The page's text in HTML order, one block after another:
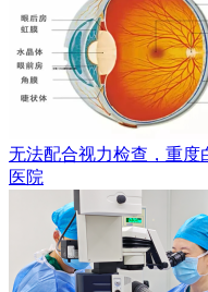
无法配合视力检查，重度
医院